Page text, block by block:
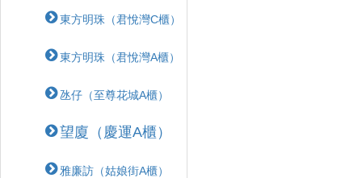
東方明珠（君悅灣C櫃）
東方明珠（君悅灣A櫃）
氹仔（至尊花城A櫃）
望廈（慶運A櫃）
雅廉訪（姑娘街A櫃）